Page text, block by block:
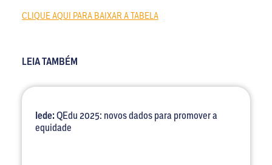
CLIQUE AQUI PARA BAIXAR A TABELA
LEIA TAMBÉM
Iede:QEdu 2025: novos dados para promover a
equidade